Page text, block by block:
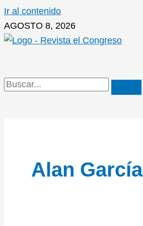
Ir al contenido
AGOSTO 8, 2026
Alan García